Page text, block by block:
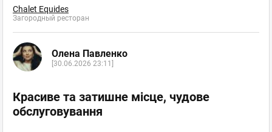
Chalet Equides
Загородный ресторан
Олена Павленко
[30.06.2026 23:11]
Красиве та затишне місце, чудове
обслуговування